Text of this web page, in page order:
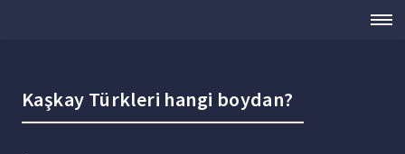
Kaşkay Türkleri hangi boydan?